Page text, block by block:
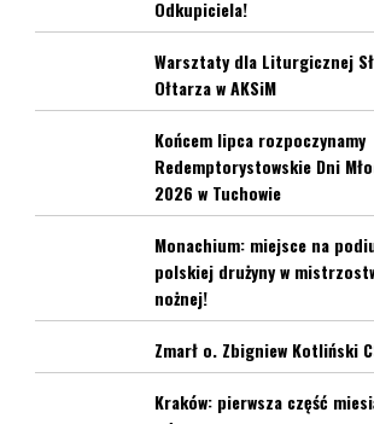
Odkupiciela!
Warsztaty dla Liturgicznej
Ołtarza w AKSiM
Końcem lipca rozpoczynamy
Redemptorystowskie Dni
2026 w Tuchowie
Monachium: miejsce na
polskiej drużyny w
nożnej!
Zmarł o. Zbigniew Kotliński
Kraków: pierwsza część